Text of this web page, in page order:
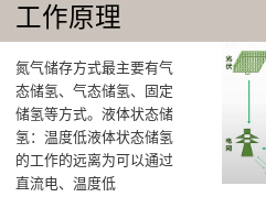
工作原理
氮气储存方式最主要有气
态储氢、气态储氢、固定
储氢等方式。液体状态储
氢：温度低液体状态储氢
的工作的远离为可以通过
直流电、温度低